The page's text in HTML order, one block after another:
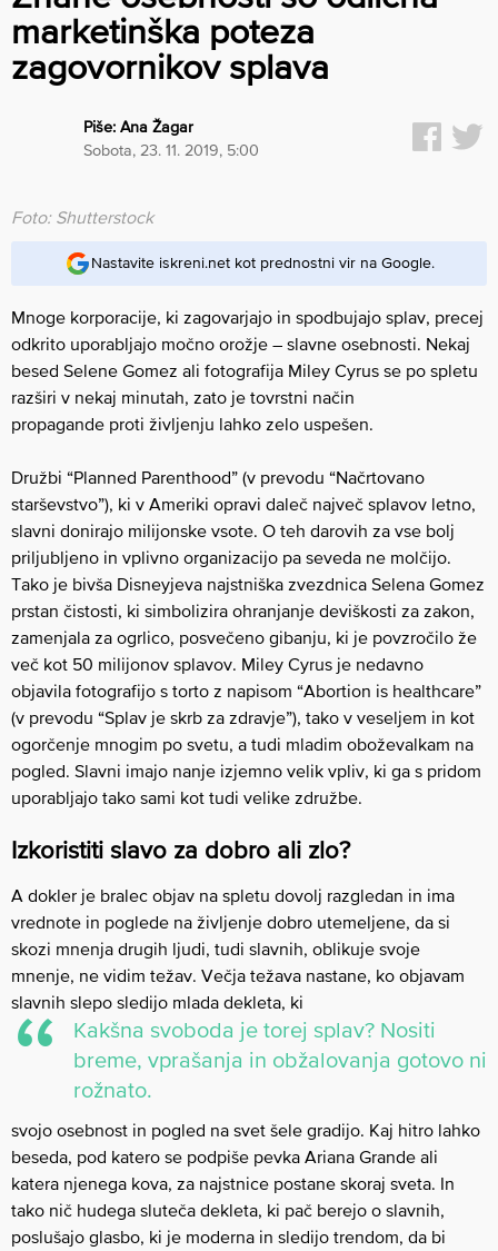
marketinška poteza
zagovornikov splava
Piše:Ana Žagar
sobota, 23. 11. 2019, 5:00
Foto: Shutterstock
Nastavite iskreni.net kot prednostni vir na Google.
Mnoge korporacije, ki zagovarjajo in spodbujajo splav, precej
odkrito uporabljajo močno orožje – slavne osebnosti. Nekaj
besed Selene Gomez ali fotografija Miley Cyrus se po spletu
razširi v nekaj minutah, zato je tovrstni način
propagande proti življenju lahko zelo uspešen.
Družbi “Planned Parenthood” (v prevodu “Načrtovano
starševstvo”), ki v Ameriki opravi daleč največ splavov letno,
slavni donirajo milijonske vsote. O teh darovih za vse bolj
priljubljeno in vplivno organizacijo pa seveda ne molčijo.
Tako je bivša Disneyjeva najstniška zvezdnica Selena Gomez
prstan čistosti, ki simbolizira ohranjanje deviškosti za zakon,
zamenjala za ogrlico, posvečeno gibanju, ki je povzročilo že
več kot 50 milijonov splavov. Miley Cyrus je nedavno
objavila fotografijo s torto z napisom “Abortion is healthcare”
(v prevodu “Splav je skrb za zdravje”), tako v veseljem in kot
ogorčenje mnogim po svetu, a tudi mladim oboževalkam na
pogled. Slavni imajo nanje izjemno velik vpliv, ki ga s pridom
uporabljajo tako sami kot tudi velike združbe.
Izkoristiti slavo za dobro ali zlo?
A dokler je bralec objav na spletu dovolj razgledan in ima
vrednote in poglede na življenje dobro utemeljene, da si
skozi mnenja drugih ljudi, tudi slavnih, oblikuje svoje
mnenje, ne vidim težav. Večja težava nastane, ko objavam
slavnih slepo sledijo mlada dekleta, ki
Kakšna svoboda je torej splav? Nositi
breme, vprašanja in obžalovanja gotovo ni
rožnato.
svojo osebnost in pogled na svet šele gradijo. Kaj hitro lahko
beseda, pod katero se podpiše pevka Ariana Grande ali
katera njenega kova, za najstnice postane skoraj sveta. In
tako nič hudega sluteča dekleta, ki pač berejo o slavnih,
poslušajo glasbo, ki je moderna in sledijo trendom, da bi